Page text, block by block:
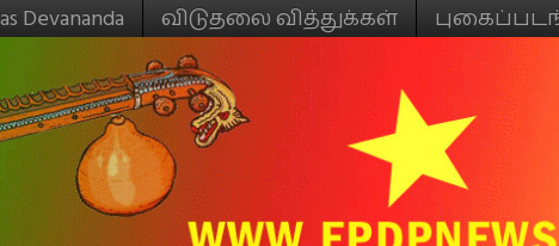
Devananda விடுதலை வித்துக்கள்